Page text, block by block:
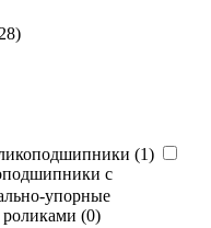
28)
(1)
с
упорные
(0)